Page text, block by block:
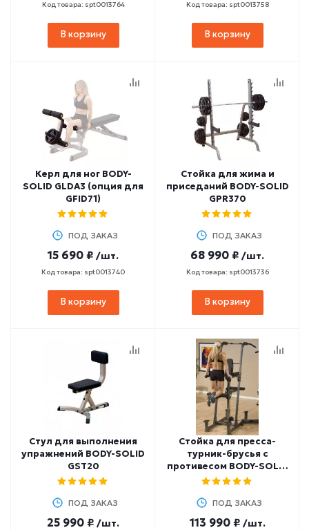
Код товара: spt0013764
В корзину
Код товара: spt0013758
В корзину
Керл для ног BODY-
SOLID GLDA3 (опция для
GFID71)
ПОД ЗАКАЗ
15 690 ₽ /шт.
Код товара: spt0013740
В корзину
Стойка для жима и
приседаний BODY-SOLID
GPR370
ПОД ЗАКАЗ
68 990 ₽ /шт.
Код товара: spt0013736
В корзину
Стул для выполнения
упражнений BODY-SOLID
GST20
ПОД ЗАКАЗ
25 990 ₽ /шт.
Стойка для пресса-
турник-брусья с
противесом BODY-SOLID
FCDWA (опция для
ПОД ЗАКАЗ
113 990 ₽ /шт.